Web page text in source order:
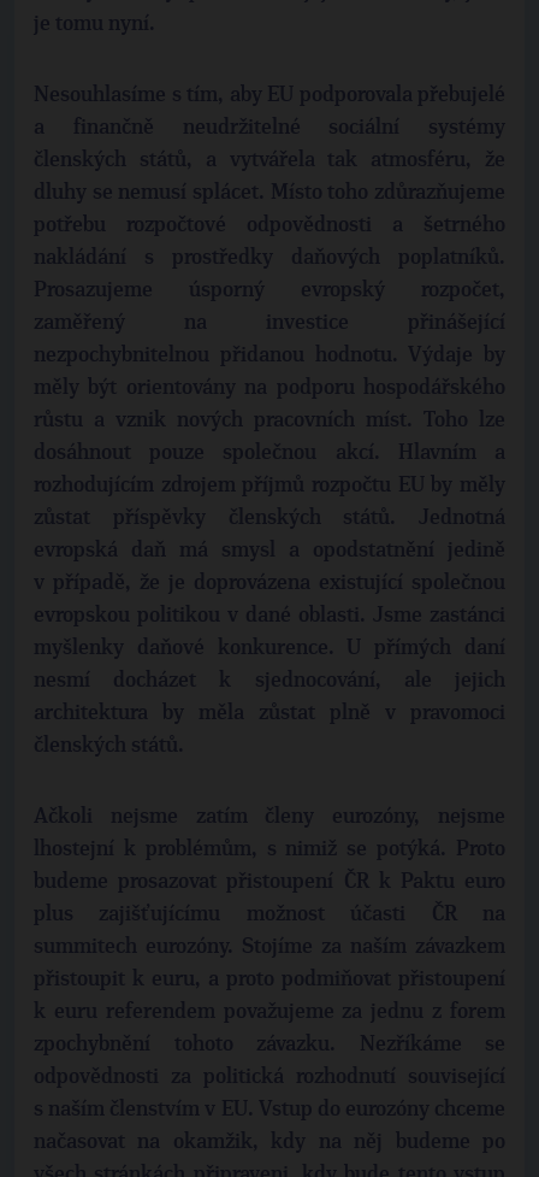
je tomu nyní.
Nesouhlasíme s tím, aby EU podporovala přebujelé
a finančně neudržitelné sociální systémy
členských států, a vytvářela tak atmosféru, že
dluhy se nemusí splácet. Místo toho zdůrazňujeme
potřebu rozpočtové odpovědnosti a šetrného
nakládání s prostředky daňových poplatníků.
Prosazujeme úsporný evropský rozpočet,
zaměřený na investice přinášející
nezpochybnitelnou přidanou hodnotu. Výdaje by
měly být orientovány na podporu hospodářského
růstu a vznik nových pracovních míst. Toho lze
dosáhnout pouze společnou akcí. Hlavním a
rozhodujícím zdrojem příjmů rozpočtu EU by měly
zůstat příspěvky členských států. Jednotná
evropská daň má smysl a opodstatnění jedině
v případě, že je doprovázena existující společnou
evropskou politikou v dané oblasti. Jsme zastánci
myšlenky daňové konkurence. U přímých daní
nesmí docházet k sjednocování, ale jejich
architektura by měla zůstat plně v pravomoci
členských států.
Ačkoli nejsme zatím členy eurozóny, nejsme
lhostejní k problémům, s nimiž se potýká. Proto
budeme prosazovat přistoupení ČR k Paktu euro
plus zajišťujícímu možnost účasti ČR na
summitech eurozóny. Stojíme za naším závazkem
přistoupit k euru, a proto podmiňovat přistoupení
k euru referendem považujeme za jednu z forem
zpochybnění tohoto závazku. Nezříkáme se
odpovědnosti za politická rozhodnutí související
s naším členstvím v EU. Vstup do eurozóny chceme
načasovat na okamžik, kdy na něj budeme po